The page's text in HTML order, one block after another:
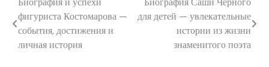
Навигация
по
записям
фигуриста Костомарова —
события, достижения и
личная история
для детей — увлекательные
истории из жизни
знаменитого поэта